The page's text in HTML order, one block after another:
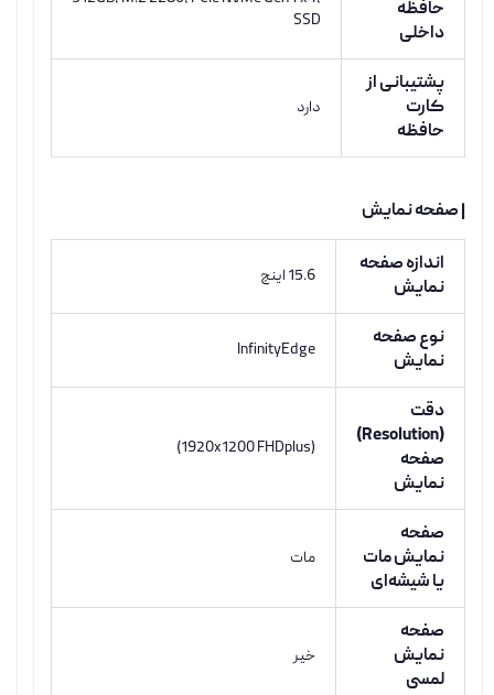
حافظه
داخلی
SSD
پشتیبانی از
کارت
حافظه
دارد
| صفحه نمایش
اندازه صفحه
نمایش
15.6 اینچ
نوع صفحه
نمایش
InfinityEdge
دقت
(Resolution)
صفحه
نمایش
(1920x1200 FHDplus)
صفحه
نمایش مات
یا شیشه‌ای
مات
صفحه
نمایش
لمسی
خیر